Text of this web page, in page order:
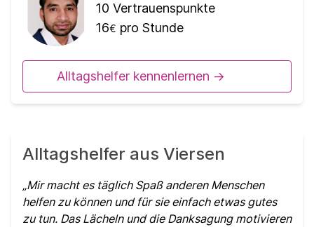
10 Vertrauenspunkte
16€ pro Stunde
Alltagshelfer kennenlernen ->
Alltagshelfer aus Viersen
Mir macht es täglich Spaß anderen Menschen
helfen zu können und für sie einfach etwas gutes
zu tun. Das Lächeln und die Danksagung motivieren